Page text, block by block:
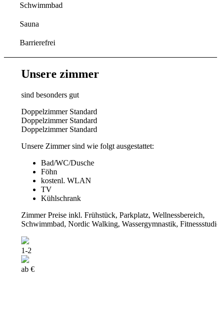
Schwimmbad
Sauna
Barrierefrei
Unsere zimmer
sind besonders gut
Doppelzimmer Standard
Doppelzimmer Standard
Doppelzimmer Standard
Unsere Zimmer sind wie folgt ausgestattet:
Bad/WC/Dusche
Föhn
kostenl. WLAN
TV
Kühlschrank
Zimmer Preise inkl. Frühstück, Parkplatz, Wellnessbereich,
Schwimmbad, Nordic Walking, Wassergymnastik, Fitnessstudio
1-2
ab €